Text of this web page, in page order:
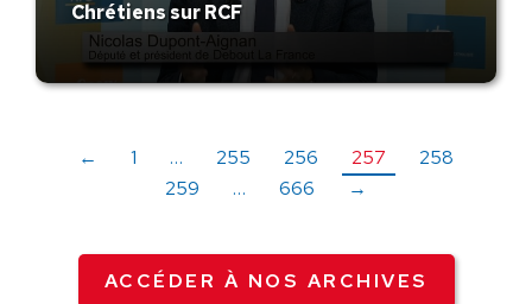
Chrétiens sur RCF
← 1 … 255 256 257
258
259
… 666 →
ACCÉDER À NOS ARCHIVES